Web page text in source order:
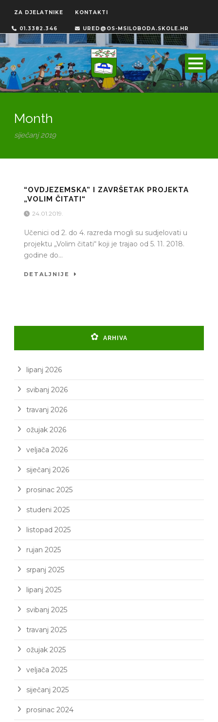
ZA DJELATNIKE KONTAKTI
01.3382.346 URED@OS-MSILOBODA.SKOLE.HR
Month
siječanj 2019
“OVDJEZEMSKA” I ZAVRŠETAK PROJEKTA
„VOLIM ČITATI“
24.01.2019.
Učenici od 2. do 4. razreda mogli su sudjelovati u
projektu „Volim čitati“ koji je trajao od 5. 11. 2018.
godine do...
DETALJNIJE
ARHIVA
lipanj 2026
svibanj 2026
travanj 2026
ožujak 2026
veljača 2026
siječanj 2026
prosinac 2025
studeni 2025
listopad 2025
rujan 2025
srpanj 2025
lipanj 2025
svibanj 2025
travanj 2025
ožujak 2025
veljača 2025
siječanj 2025
prosinac 2024